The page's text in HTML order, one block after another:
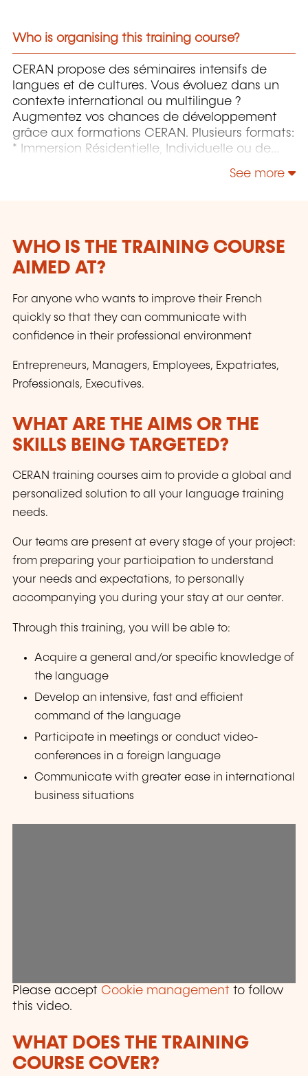
Who is organising this training course?
CERAN propose des séminaires intensifs de
langues et de cultures. Vous évoluez dans un
contexte international ou multilingue ?
Augmentez vos chances de développement
grâce aux formations CERAN. Plusieurs formats:
* Immersion Résidentielle, Individuelle ou de
un cadre verdoyant et inspirant, propice à
face avec nos formateurs, pour une montée en
compétences palpable et immédiate. *
Formation à distance : Flexibilité et efficacité
depuis le confort de votre bureau ou de votre
domicile, avec la même promesse de qualité.
Ou, combinez les formats ? Optez pour un
parcours hybride et sur mesure qui correspond
Chaque parcours est soigneusement
personnalisé pour répondre à vos besoins
développement et élargissant vos horizons.
See more
WHO IS THE TRAINING COURSE
AIMED AT?
For anyone who wants to improve their French
quickly so that they can communicate with
confidence in their professional environment
Entrepreneurs, Managers, Employees, Expatriates,
Professionals, Executives.
WHAT ARE THE AIMS OR THE
SKILLS BEING TARGETED?
CERAN training courses aim to provide a global and
personalized solution to all your language training
needs.
Our teams are present at every stage of your project:
from preparing your participation to understand
your needs and expectations, to personally
accompanying you during your stay at our center.
Through this training, you will be able to:
Acquire a general and/or specific knowledge of
the language
Develop an intensive, fast and efficient
command of the language
Participate in meetings or conduct video-
conferences in a foreign language
Communicate with greater ease in international
business situations
Please accept Cookie management to follow
this video.
WHAT DOES THE TRAINING
COURSE COVER?